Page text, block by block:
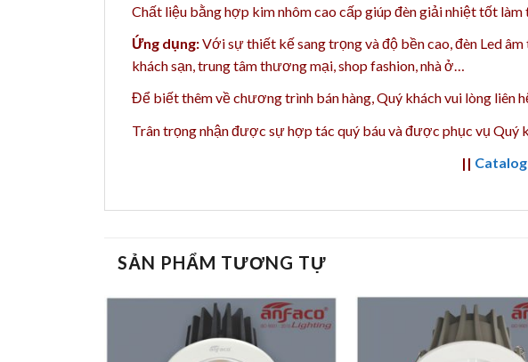
Chất liệu bằng hợp kim nhôm cao cấp giúp đèn giải nhiệt tốt làm
Ứng dụng:Với sự thiết kế sang trọng và độ bền cao, đèn Led
khách sạn, trung tâm thương mại, shop fashion, nhà ở…
Để biết thêm về chương trình bán hàng,Quý khách vui lòng liên
Trân trọng nhận được sự hợp tác quý báu và được phục vụ Quý
||
SẢN PHẨM TƯƠNG TỰ